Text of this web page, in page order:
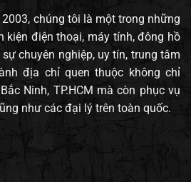
chúng tôi là một trong những
kiện điện thoại, máy tính, đông hồ
chuyên nghiệp, uy tín, trung tâm
địa chỉ quen thuộc không chỉ
Ninh, TP.HCM mà còn phục vụ
như các đại lý trên toàn quốc.